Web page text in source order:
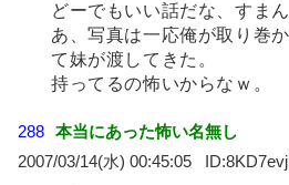
どーでもいい話だな、すまん
あ、写真は一応俺が取り巻
て妹が渡してきた。
持ってるの怖いからなｗ。
288 本当にあった怖い名無し
2007/03/14(水) 00:45:05